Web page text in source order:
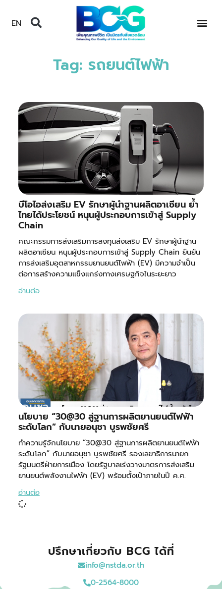
EN
Tag: รถยนต์ไฟฟ้า
บีโอไอส่งเสริม EV รักษาผู้นำฐานผลิตอาเซียน ย้ำ
ไทยได้ประโยชน์ หนุนผู้ประกอบการเข้าสู่ Supply
Chain
คณะกรรมการส่งเสริมการลงทุนส่งเสริม EV รักษาผู้นำฐาน
ผลิตอาเซียน หนุนผู้ประกอบการเข้าสู่ Supply Chain ยืนยัน
การส่งเสริมอุตสาหกรรมยานยนต์ไฟฟ้า (EV) มีความจำเป็น
ต่อการสร้างความแข็งแกร่งทางเศรษฐกิจในระยะยาว
อ่านต่อ
นโยบาย “30@30 สู่ฐานการผลิตยานยนต์ไฟฟ้า
ระดับโลก” กับนายอนุชา บูรพชัยศรี
ทำความรู้จักนโยบาย “30@30 สู่ฐานการผลิตยานยนต์ไฟฟ้า
ระดับโลก” กับนายอนุชา บูรพชัยศรี รองเลขาธิการนายก
รัฐมนตรีฝ่ายการเมือง โดยรัฐบาลเร่งวางมาตรการส่งเสริม
ยานยนต์พลังงานไฟฟ้า (EV) พร้อมตั้งเป้าภายในปี ค.ศ.
อ่านต่อ
ปรึกษาเกี่ยวกับ BCG ได้ที่
info@nstda.or.th
0-2564-8000